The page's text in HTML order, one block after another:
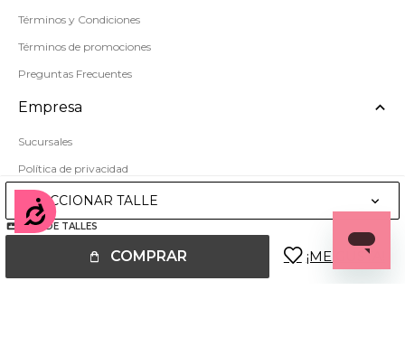
Accesibilidad
SELECCIONAR TALLE
GUÍA DE TALLES
COMPRAR
Términos y Condiciones
Términos de promociones
Preguntas Frecuentes
Empresa
Sucursales
Política de privacidad
Mapa del sitio